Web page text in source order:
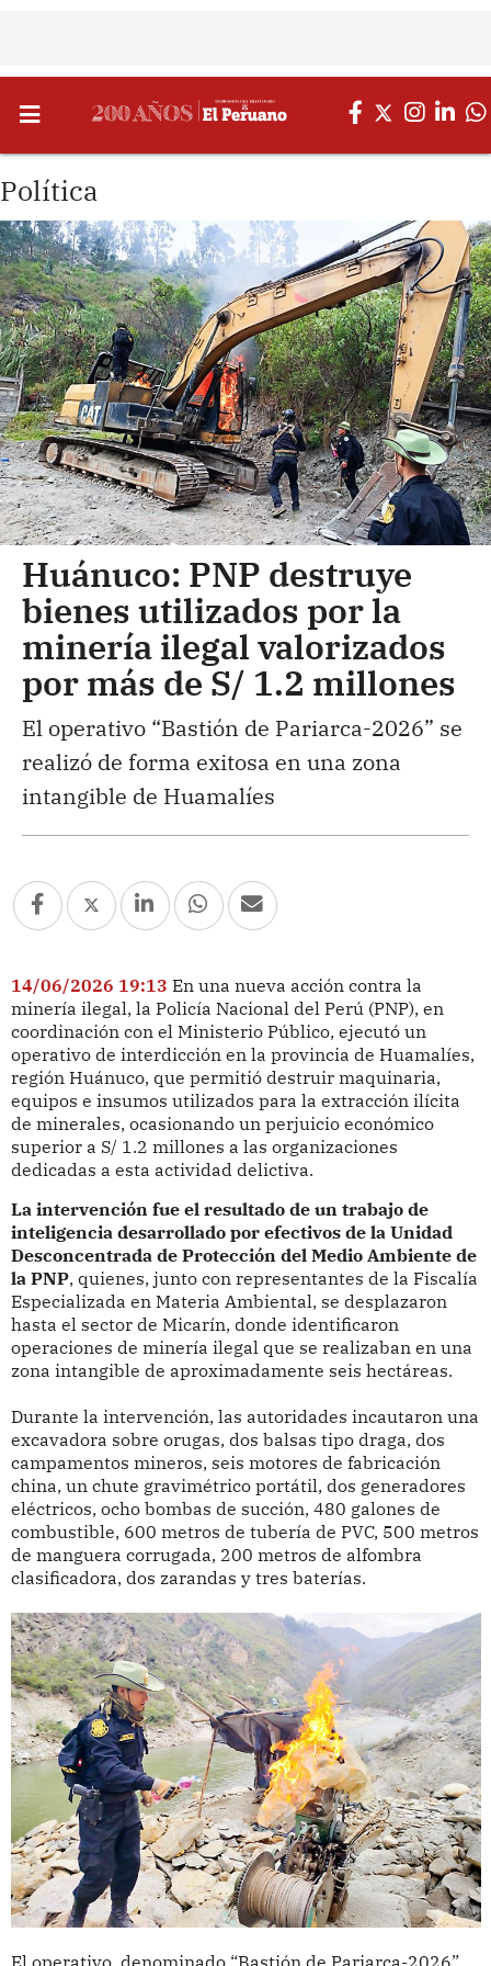
Política
Huánuco: PNP destruye
bienes utilizados por la
minería ilegal valorizados
por más de S/ 1.2 millones
El operativo “Bastión de Pariarca-2026” se
realizó de forma exitosa en una zona
intangible de Huamalíes
14/06/2026 19:13 En una nueva acción contra la
minería ilegal, la Policía Nacional del Perú (PNP), en
coordinación con el Ministerio Público, ejecutó un
operativo de interdicción en la provincia de Huamalíes,
región Huánuco, que permitió destruir maquinaria,
equipos e insumos utilizados para la extracción ilícita
de minerales, ocasionando un perjuicio económico
superior a S/ 1.2 millones a las organizaciones
dedicadas a esta actividad delictiva.
La intervención fue el resultado de un trabajo de
inteligencia desarrollado por efectivos de la Unidad
Desconcentrada de Protección del Medio Ambiente de
la PNP, quienes, junto con representantes de la Fiscalía
Especializada en Materia Ambiental, se desplazaron
hasta el sector de Micarín, donde identificaron
operaciones de minería ilegal que se realizaban en una
zona intangible de aproximadamente seis hectáreas.
Durante la intervención, las autoridades incautaron una
excavadora sobre orugas, dos balsas tipo draga, dos
campamentos mineros, seis motores de fabricación
china, un chute gravimétrico portátil, dos generadores
eléctricos, ocho bombas de succión, 480 galones de
combustible, 600 metros de tubería de PVC, 500 metros
de manguera corrugada, 200 metros de alfombra
clasificadora, dos zarandas y tres baterías.
El operativo, denominado “Bastión de Pariarca-2026”,